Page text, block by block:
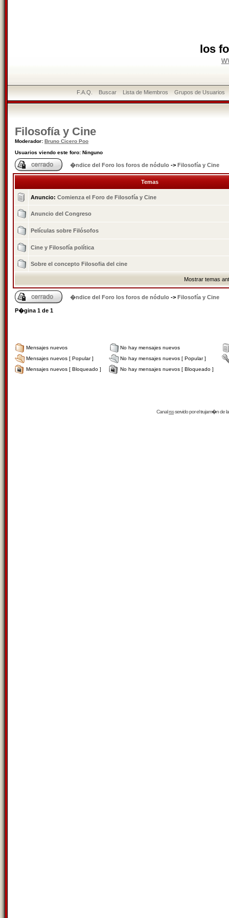
los
F.A.Q. Buscar Lista de Miembros Grupos de Usuarios
Filosofía y Cine
Moderador: Bruno Cicero Poo
Usuarios viendo este foro: Ninguno
�ndice del Foro los foros de nódulo -> Filosofía y Cine
Temas
Anuncio: Comienza el Foro de Filosofía y Cine
Anuncio del Congreso
Películas sobre Filósofos
Cine y Filosofía polí­tica
Sobre el concepto Filosofia del cine
Mostrar temas
�ndice del Foro los foros de nódulo -> Filosofía y Cine
P�gina 1 de 1
Mensajes nuevos
No hay mensajes nuevos
Mensajes nuevos [ Popular ]
No hay mensajes nuevos [ Popular ]
Mensajes nuevos [ Bloqueado ]
No hay mensajes nuevos [ Bloqueado ]
Canalrssservido por eltrujam�nde